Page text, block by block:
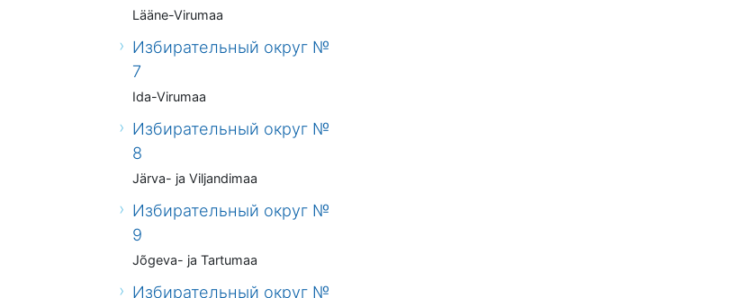
Lääne-Virumaa
Избирательный округ №
7
Ida-Virumaa
Избирательный округ №
8
Järva- ja Viljandimaa
Избирательный округ №
9
Jõgeva- ja Tartumaa
Избирательный округ №